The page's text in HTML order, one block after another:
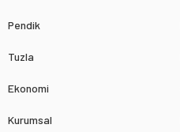
Pendik
Tuzla
Ekonomi
Kurumsal